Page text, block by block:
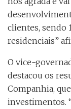
clientes, sendo
residenciais”
O vice-
destacou os
Companhia,
investimentos.